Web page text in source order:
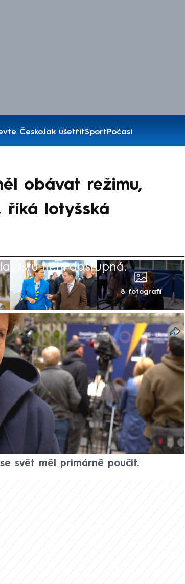
ČeskoJak ušetřitSportPočasí
obávat režimu,
říká lotyšská
není dostupná.
8 fotografií
režim. Všichni víme, jak to s nimi
obávat. V exkluzivním rozhovoru
šéfů diplomacií EU ve Lvově to
Baiba Braže. Putina přitom označila
lídrů na ruské vojenské
války je podle ní pro starý
80. výročí konce světového
svět měl primárně poučit.